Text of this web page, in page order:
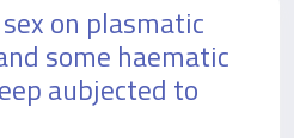
on plasmatic
some haematic
aubjected to